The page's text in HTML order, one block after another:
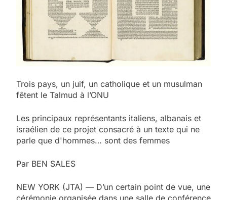
Trois pays, un juif, un catholique et un musulman
fêtent le Talmud à l’ONU
Les principaux représentants italiens, albanais et
israélien de ce projet consacré à un texte qui ne
parle que d'hommes… sont des femmes
Par BEN SALES
NEW YORK (JTA) — D’un certain point de vue, une